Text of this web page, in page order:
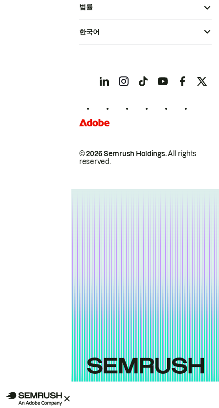
© 2026 Semrush Holdings.All rights
reserved.
법률
한국어